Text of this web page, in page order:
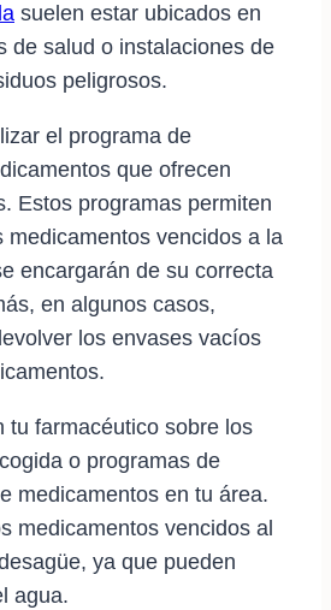
suelen estar ubicados en
de salud o instalaciones de
peligrosos.
el programa de
que ofrecen
Estos programas permiten
medicamentos vencidos a la
encargarán de su correcta
en algunos casos,
los envases vacíos
tu farmacéutico sobre los
o programas de
medicamentos en tu área.
medicamentos vencidos al
ya que pueden
agua.